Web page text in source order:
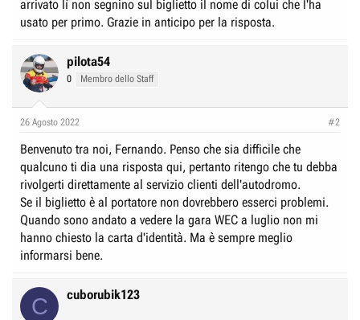
i
o
e
arrivato lì non segnino sul biglietto il nome di colui che l'ha
usato per primo. Grazie in anticipo per la risposta.
pilota54
0 Membro dello Staff
26 Agosto 2022 #2
Benvenuto tra noi, Fernando. Penso che sia difficile che
qualcuno ti dia una risposta qui, pertanto ritengo che tu debba
rivolgerti direttamente al servizio clienti dell'autodromo.
Se il biglietto è al portatore non dovrebbero esserci problemi.
Quando sono andato a vedere la gara WEC a luglio non mi
hanno chiesto la carta d'identità. Ma è sempre meglio
informarsi bene.
C cuborubik123